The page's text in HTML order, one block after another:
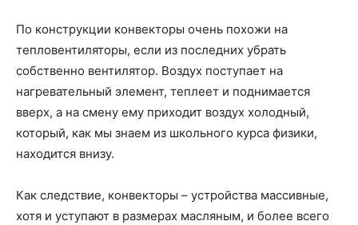
По конструкции конвекторы очень похожи на
тепловентиляторы, если из последних убрать
собственно вентилятор. Воздух поступает на
нагревательный элемент, теплеет и поднимается
вверх, а на смену ему приходит воздух холодный,
который, как мы знаем из школьного курса физики,
находится внизу.
Как следствие, конвекторы – устройства массивные,
хотя и уступают в размерах масляным, и более всего